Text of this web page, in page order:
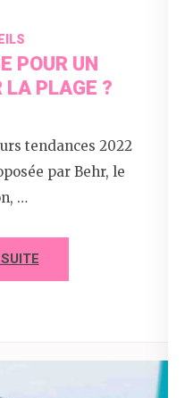
POUR UN
LA PLAGE ?
tendances 2022
par Behr, le
…